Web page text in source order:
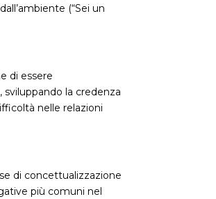
(“Sei un
di essere
la credenza
nelle relazioni
di concettualizzazione
più comuni nel